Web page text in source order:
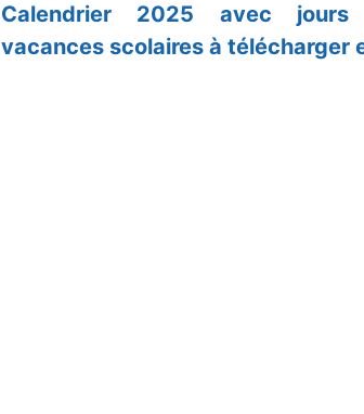
Calendrier 2025 avec
vacances scolaires à télécharger